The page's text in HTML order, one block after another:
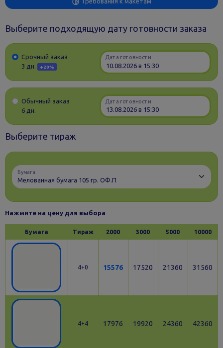
Выберите подходящую дату готовности заказа
Срочный заказ
3 дн.
+20%
Дата готовности
Обычный заказ
6 дн.
Дата готовности
Выберите тираж
Бумага
Нажмите на цену для выбора
Бумага Тираж 2000 3000 5000 10000
4+0 15576 17520 21360 31560
4+4 17976 19920 24360 42360